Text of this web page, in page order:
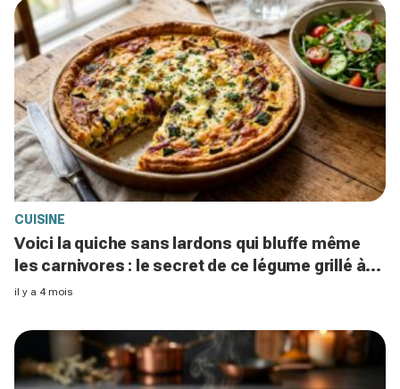
CUISINE
Voici la quiche sans lardons qui bluffe même
les carnivores : le secret de ce légume grillé à
tester ce soir
il y a 4 mois